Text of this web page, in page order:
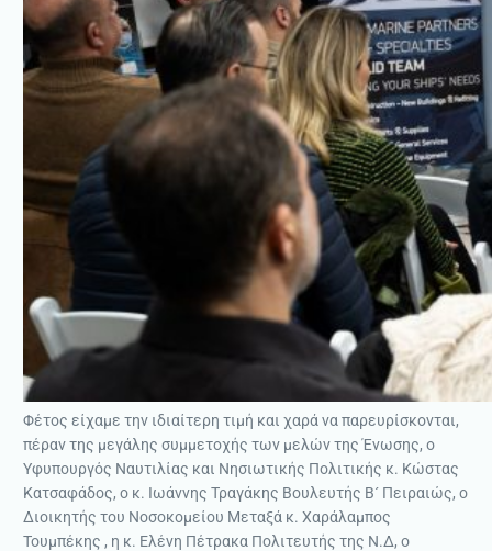
Φέτος είχαμε την ιδιαίτερη τιμή και χαρά να παρευρίσκονται,
πέραν της μεγάλης συμμετοχής των μελών της Ένωσης, ο
Υφυπουργός Ναυτιλίας και Νησιωτικής Πολιτικής κ. Κώστας
Κατσαφάδος, ο κ. Ιωάννης Τραγάκης Βουλευτής Β´ Πειραιώς, ο
Διοικητής του Νοσοκομείου Μεταξά κ. Χαράλαμπος
Τουμπέκης , η κ. Ελένη Πέτρακα Πολιτευτής της Ν.Δ, ο